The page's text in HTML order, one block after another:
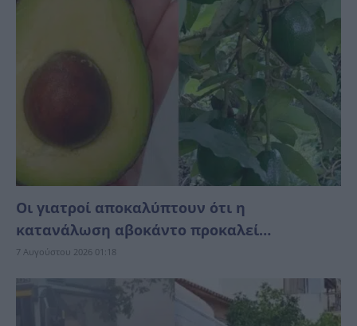
Οι γιατροί αποκαλύπτουν ότι η
κατανάλωση αβοκάντο προκαλεί…
7 Αυγούστου 2026 01:18